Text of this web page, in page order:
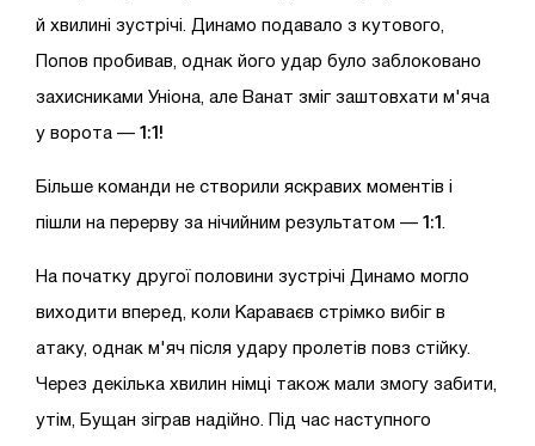
й хвилині зустрічі. Динамо подавало з кутового,
Попов пробивав, однак його удар було заблоковано
захисниками Уніона, але Ванат зміг заштовхати м'яча
у ворота — 1:1!
Більше команди не створили яскравих моментів і
пішли на перерву за нічийним результатом — 1:1
На початку другої половини зустрічі Динамо могло
виходити вперед, коли Караваєв стрімко вибіг в
атаку, однак м'яч після удару пролетів повз стійку.
Через декілька хвилин німці також мали змогу забити,
утім, Бущан зіграв надійно. Під час наступного